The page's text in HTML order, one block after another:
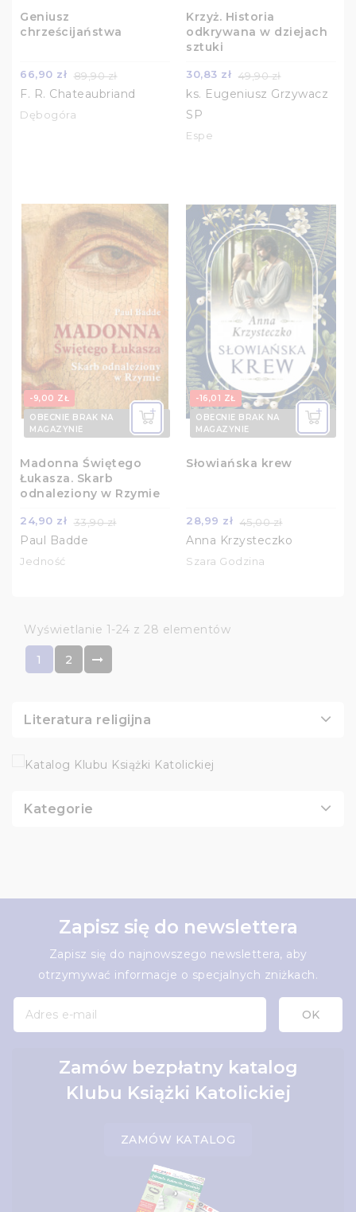
Geniusz
chrześcijaństwa
66,90 zł 89,90 zł
F. R. Chateaubriand
Dębogóra
Krzyż. Historia
odkrywana w dziejach
sztuki
30,83 zł 49,90 zł
ks. Eugeniusz Grzywacz
SP
Espe
-9,00 ZŁ
OBECNIE BRAK NA
MAGAZYNIE
Madonna Świętego
Łukasza. Skarb
odnaleziony w Rzymie
24,90 zł 33,90 zł
Paul Badde
Jedność
-16,01 ZŁ
OBECNIE BRAK NA
MAGAZYNIE
Słowiańska krew
28,99 zł 45,00 zł
Anna Krzysteczko
Szara Godzina
Wyświetlanie 1-24 z 28 elementów
1 2
Literatura religijna
Kategorie
Zapisz się do newslettera
Zapisz się do najnowszego newslettera, aby
otrzymywać informacje o specjalnych zniżkach.
Zamów bezpłatny katalog
Klubu Książki Katolickiej
ZAMÓW KATALOG